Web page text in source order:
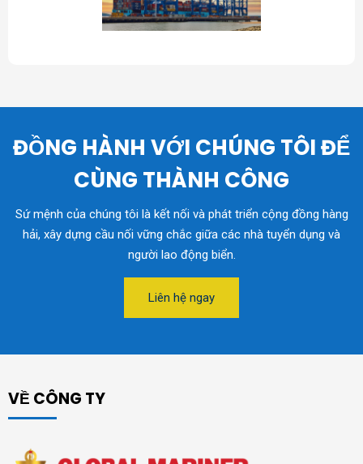
ĐỒNG HÀNH VỚI CHÚNG TÔI ĐỂ
CÙNG THÀNH CÔNG
Sứ mệnh của chúng tôi là kết nối và phát triển cộng đồng hàng
hải, xây dựng cầu nối vững chắc giữa các nhà tuyển dụng và
người lao động biển.
Liên hệ ngay
VỀ CÔNG TY